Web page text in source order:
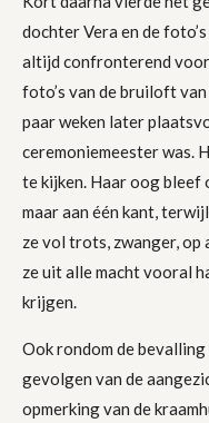
dochter Vera en de
altijd confronterend
foto’s van de bruiloft
paar weken later
ceremoniemeester was.
te kijken. Haar oog bleef
maar aan één kant,
ze vol trots, zwanger, op
ze uit alle macht vooral
krijgen.
Ook rondom de
gevolgen van de
opmerking van de